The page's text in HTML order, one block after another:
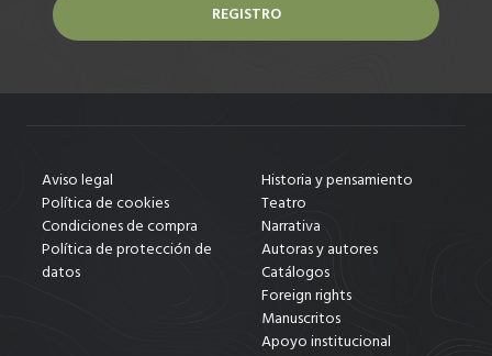
REGISTRO
Aviso legal
Política de cookies
Condiciones de compra
Política de protección de
datos
Historia y pensamiento
Teatro
Narrativa
Autoras y autores
Catálogos
Foreign rights
Manuscritos
Apoyo institucional